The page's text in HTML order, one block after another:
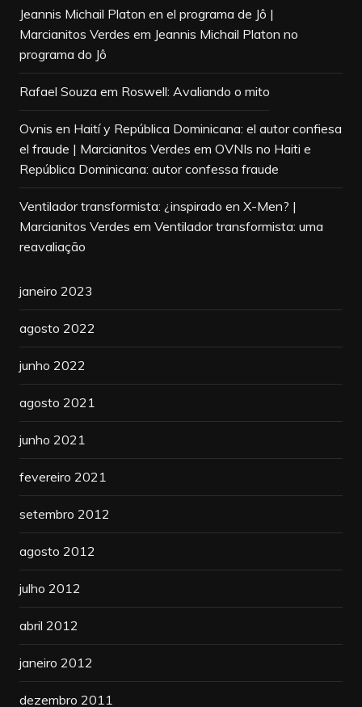
Jeannis Michail Platon en el programa de Jô |
Marcianitos Verdes em Jeannis Michail Platon no
programa do Jô
Rafael Souza em Roswell: Avaliando o mito
Ovnis en Haití y República Dominicana: el autor confiesa
el fraude | Marcianitos Verdes em OVNIs no Haiti e
República Dominicana: autor confessa fraude
Ventilador transformista: ¿inspirado en X-Men? |
Marcianitos Verdes em Ventilador transformista: uma
reavaliação
janeiro 2023
agosto 2022
junho 2022
agosto 2021
junho 2021
fevereiro 2021
setembro 2012
agosto 2012
julho 2012
abril 2012
janeiro 2012
dezembro 2011